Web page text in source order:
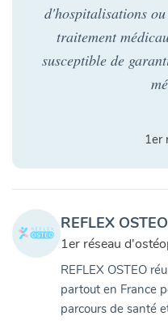
d'hospitalisations
traitement
susceptible de
1er
REFLEX OSTEO
1er réseau
REFLEX OSTEO
partout en France
parcours de santé